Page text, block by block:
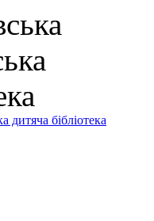
дитяча бібліотека